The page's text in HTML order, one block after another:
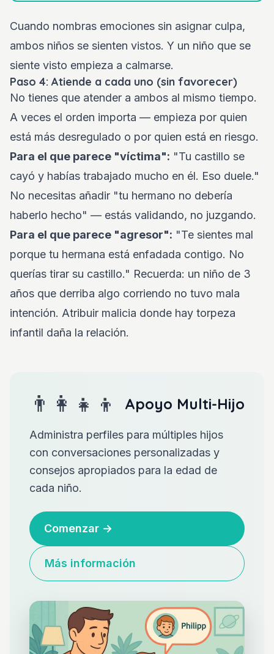
Cuando nombras emociones sin asignar culpa,
ambos niños se sienten vistos. Y un niño que se
siente visto empieza a calmarse.
Paso 4: Atiende a cada uno (sin favorecer)
No tienes que atender a ambos al mismo tiempo.
A veces el orden importa — empieza por quien
está más desregulado o por quien está en riesgo.
Para el que parece "víctima": "Tu castillo se
cayó y habías trabajado mucho en él. Eso duele."
No necesitas añadir "tu hermano no debería
haberlo hecho" — estás validando, no juzgando.
Para el que parece "agresor": "Te sientes mal
porque tu hermana está enfadada contigo. No
querías tirar su castillo." Recuerda: un niño de 3
años que derriba algo corriendo no tuvo mala
intención. Atribuir malicia donde hay torpeza
infantil daña la relación.
👨‍👩‍👧‍👦 Apoyo Multi-Hijo
Administra perfiles para múltiples hijos
con conversaciones personalizadas y
consejos apropiados para la edad de
cada niño.
Comenzar →
Más información